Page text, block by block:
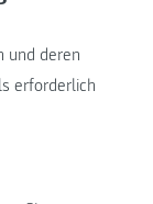
und deren
erforderlich